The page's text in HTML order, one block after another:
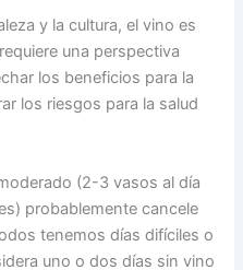
y la cultura, el vino es
una perspectiva
los beneficios para la
los riesgos para la salud
(2-3 vasos al día
probablemente cancele
tenemos días difíciles o
uno o dos días sin vino